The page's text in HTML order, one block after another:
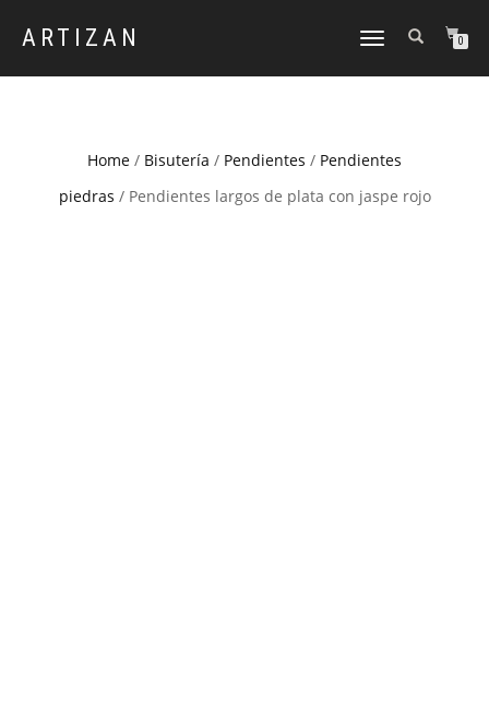
ARTIZAN
CAMBIAR
0
Home / Bisutería / Pendientes / Pendientes
piedras / Pendientes largos de plata con jaspe rojo